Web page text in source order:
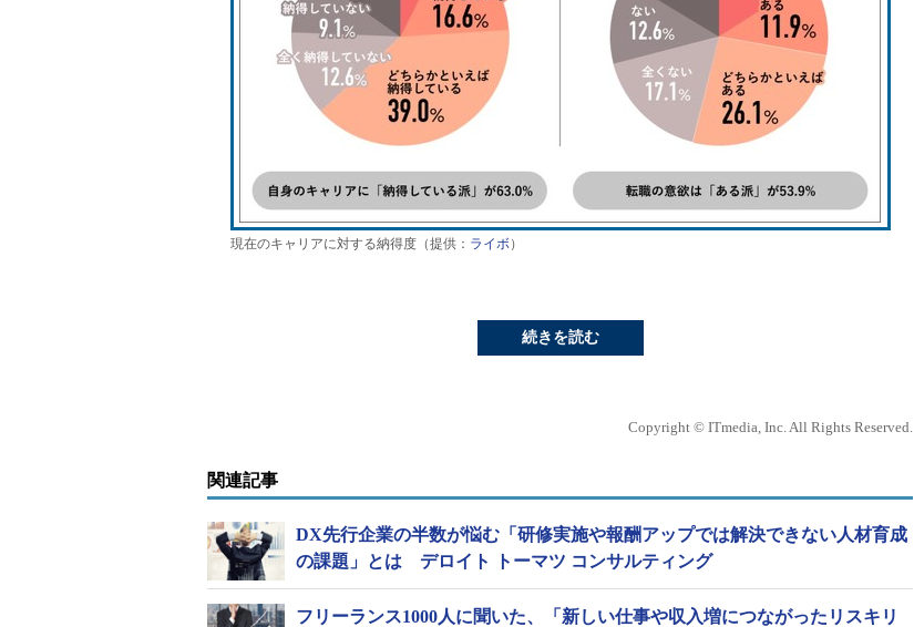
現在のキャリアに対する納得度（提供： ライボ）
続きを読む
Copyright © ITmedia, Inc. All Rights Reserved.
関連記事
DX先行企業の半数が悩む「研修実施や報酬アップでは解決できない人材育成
の課題」とは デロイト トーマツ コンサルティング
フリーランス1000人に聞いた、「新しい仕事や収入増につながったリスキリ